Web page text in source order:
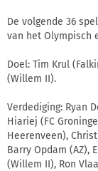
De volgende 36
van het Olympisch
Doel: Tim Krul
(Willem II).
Verdediging: Ryan
Hiariej (FC
Heerenveen),
Barry Opdam (AZ),
(Willem II), Ron